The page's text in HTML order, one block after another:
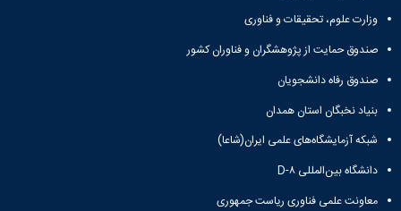
وزارت علوم، تحقیقات و فناوری
صندوق حمایت از پژوهشگران و فناوران کشور
صندوق رفاه دانشجویان
بنیاد نخبگان استان همدان
شبکه آزمایشگاه‌های علمی ایران(شاعا)
دانشگاه بین‌المللی D-۸
معاونت علمی فناوری ریاست جمهوری